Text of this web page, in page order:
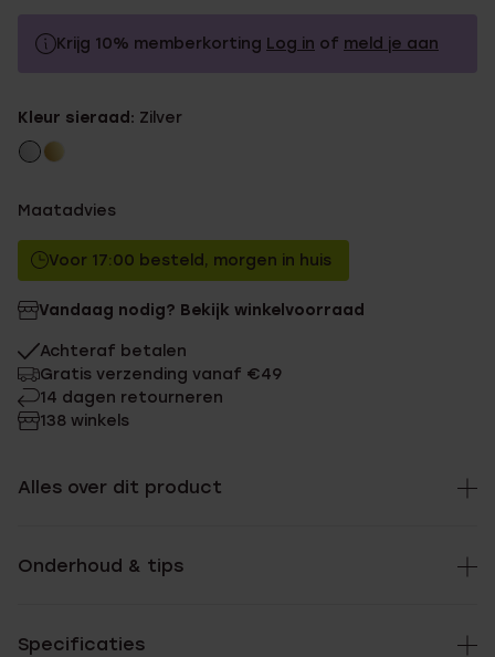
Krijg 10% memberkorting Log in of meld je aan
Zonder memberkorting
Kleur sieraad: Zilver
Maatadvies
Voor 17:00 besteld, morgen in huis
Vandaag nodig? Bekijk winkelvoorraad
Achteraf betalen
Gratis verzending vanaf €49
14 dagen retourneren
138 winkels
Alles over dit product
Onderhoud & tips
Specificaties